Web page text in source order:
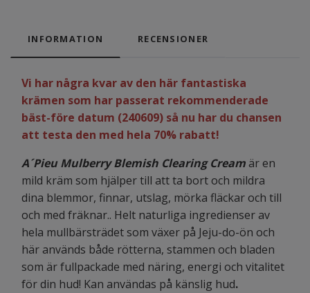
INFORMATION RECENSIONER
Vi har några kvar av den här fantastiska
krämen som har passerat rekommenderade
bäst-före datum (240609) så nu har du chansen
att testa den med hela 70% rabatt!
A´Pieu Mulberry Blemish Clearing Creamär en
mild kräm som hjälper till att ta bort och mildra
dina blemmor, finnar, utslag, mörka fläckar och till
och med fräknar.. Helt naturliga ingredienser av
hela mullbärsträdet som växer på Jeju-do-ön och
här används både rötterna, stammen och bladen
som är fullpackade med näring, energi och vitalitet
för din hud! Kan användas på känslig hud.